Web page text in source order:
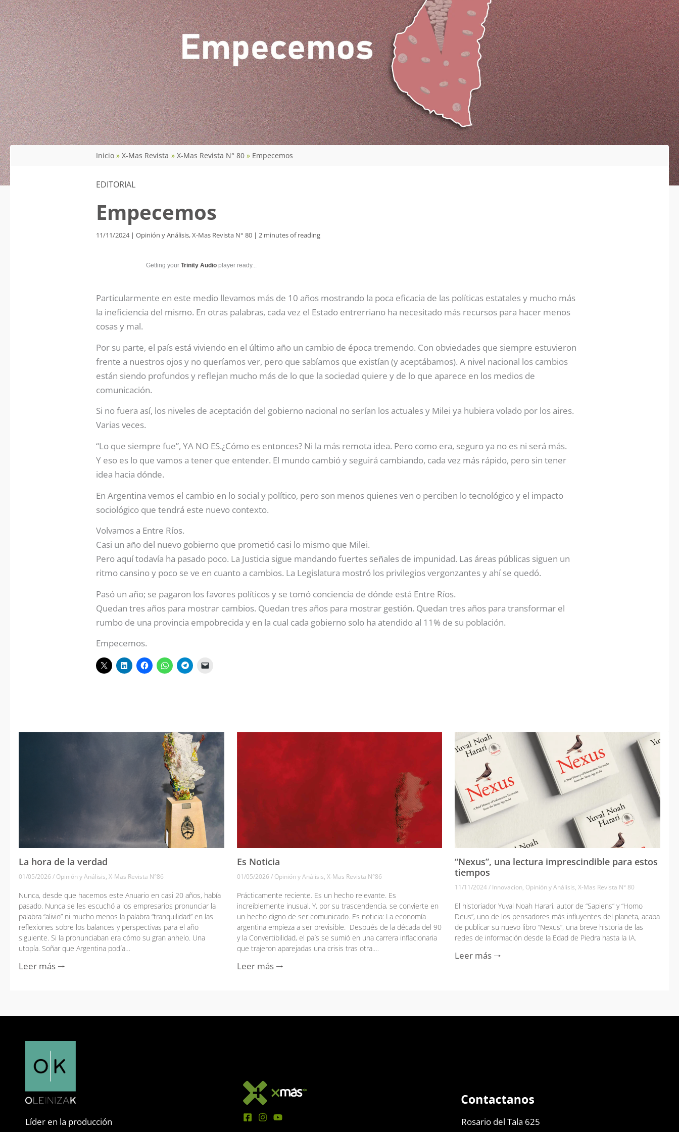
Inicio X-Mas Revista X-Mas Revista N° 80 Empecemos
EDITORIAL
Empecemos
11/11/2024 | Opinión y Análisis,X-Mas Revista N° 80 | 2 minutes of reading
Getting your Trinity Audio player ready...
Particularmente en este medio llevamos más de 10 años mostrando la poca eficacia de las políticas estatales y mucho más
la ineficiencia del mismo. En otras palabras, cada vez el Estado entrerriano ha necesitado más recursos para hacer menos
cosas y mal.
Por su parte, el país está viviendo en el último año un cambio de época tremendo. Con obviedades que siempre estuvieron
frente a nuestros ojos y no queríamos ver, pero que sabíamos que existían (y aceptábamos). A nivel nacional los cambios
están siendo profundos y reflejan mucho más de lo que la sociedad quiere y de lo que aparece en los medios de
comunicación.
Si no fuera así, los niveles de aceptación del gobierno nacional no serían los actuales y Milei ya hubiera volado por los aires.
Varias veces.
“Lo que siempre fue”, YA NO ES.¿Cómo es entonces? Ni la más remota idea. Pero como era, seguro ya no es ni será más.
Y eso es lo que vamos a tener que entender. El mundo cambió y seguirá cambiando, cada vez más rápido, pero sin tener
idea hacia dónde.
En Argentina vemos el cambio en lo social y político, pero son menos quienes ven o perciben lo tecnológico y el impacto
sociológico que tendrá este nuevo contexto.
Volvamos a Entre Ríos.
Casi un año del nuevo gobierno que prometió casi lo mismo que Milei.
Pero aquí todavía ha pasado poco. La Justicia sigue mandando fuertes señales de impunidad. Las áreas públicas siguen un
ritmo cansino y poco se ve en cuanto a cambios. La Legislatura mostró los privilegios vergonzantes y ahí se quedó.
Pasó un año; se pagaron los favores políticos y se tomó conciencia de dónde está Entre Ríos.
Quedan tres años para mostrar cambios. Quedan tres años para mostrar gestión. Quedan tres años para transformar el
rumbo de una provincia empobrecida y en la cual cada gobierno solo ha atendido al 11% de su población.
Empecemos.
La hora de la verdad
01/05/2026 / Opinión y Análisis, X-Mas Revista N°86
Nunca, desde que hacemos este Anuario en casi 20 años, había
pasado. Nunca se les escuchó a los empresarios pronunciar la
palabra “alivio” ni mucho menos la palabra “tranquilidad” en las
reflexiones sobre los balances y perspectivas para el año
siguiente. Si la pronunciaban era cómo su gran anhelo. Una
utopía. Soñar que Argentina podía…
Leer más 🠒
Es Noticia
01/05/2026 / Opinión y Análisis, X-Mas Revista N°86
Prácticamente reciente. Es un hecho relevante. Es
increíblemente inusual. Y, por su trascendencia, se convierte en
un hecho digno de ser comunicado. Es noticia: La economía
argentina empieza a ser previsible. Después de la década del 90
y la Convertibilidad, el país se sumió en una carrera inflacionaria
que trajeron aparejadas una crisis tras otra.…
Leer más 🠒
“Nexus”, una lectura imprescindible para estos
tiempos
11/11/2024/ Innovacion, Opinión y Análisis,X-Mas Revista N° 80
El historiador Yuval Noah Harari, autor de “Sapiens” y “Homo
Deus”, uno de los pensadores más influyentes del planeta, acaba
de publicar su nuevo libro “Nexus”, una breve historia de las
redes de información desde la Edad de Piedra hasta la IA.
Leer más 🠒
Líder en la producción
Rosario del Tala 625